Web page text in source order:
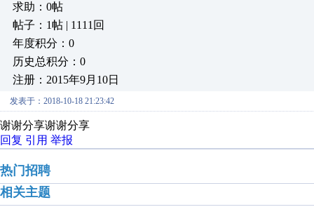
求助：0帖
帖子：1帖 | 1111回
年度积分：0
历史总积分：0
注册：2015年9月10日
发表于：2018-10-18 21:23:42
谢谢分享谢谢分享
回复 引用 举报
热门招聘
相关主题